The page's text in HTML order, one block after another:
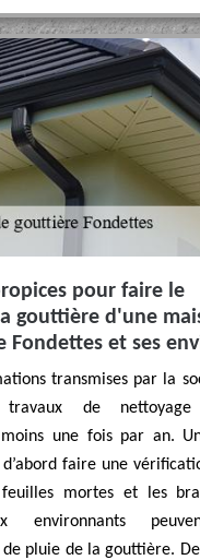
pour faire le
gouttière d'une
Fondettes et ses
transmises par la
travaux de
une fois par an.
faire une
feuilles mortes et les
environnants
de pluie de la gouttière.